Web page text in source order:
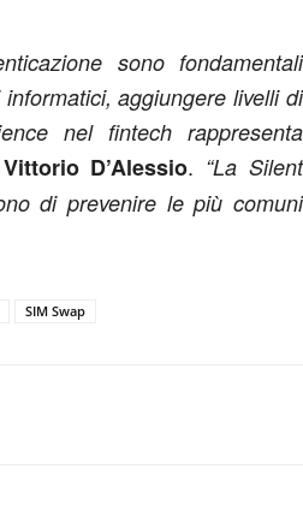
sono fondamentali
aggiungere livelli di
nel fintech rappresenta
Vittorio D’Alessio. “La Silent
di prevenire le più comuni
SIM Swap